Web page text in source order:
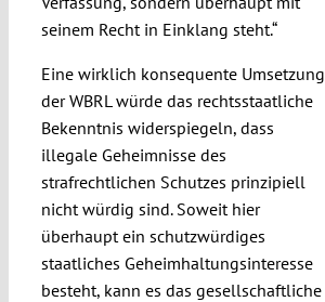
seinem Recht in Einklang steht.“
Eine wirklich konsequente Umsetzung
der WBRL würde das rechtsstaatliche
Bekenntnis widerspiegeln, dass
illegale Geheimnisse des
strafrechtlichen Schutzes prinzipiell
nicht würdig sind. Soweit hier
überhaupt ein schutzwürdiges
staatliches Geheimhaltungsinteresse
besteht, kann es das gesellschaftliche